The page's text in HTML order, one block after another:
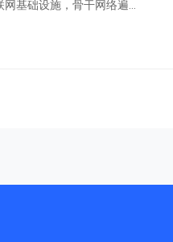
全球最发达的互联网基础设施，骨干网络遍...